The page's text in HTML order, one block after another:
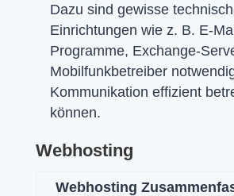
Dazu sind gewisse
Einrichtungen wie z. B. E-
Programme, Exchange-
Mobilfunkbetreiber
Kommunikation effizient
können.
Webhosting
Webhosting